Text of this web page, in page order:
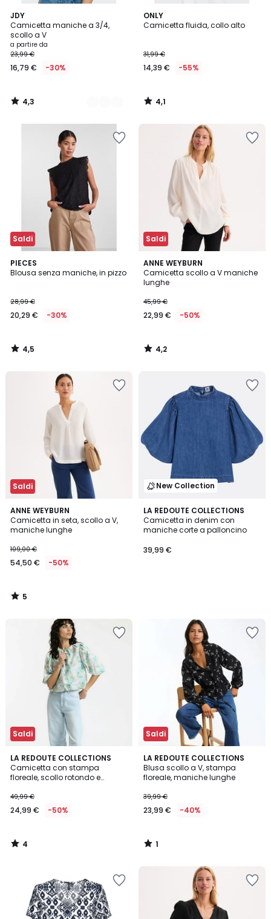
JDY
Camicetta maniche a 3/4,
scollo a V
a partire da
23,99 €
16,79 € -30%
4,3
/ 5
4
Colori
4,3
/
ONLY
Camicetta fluida, collo alto
31,99 €
14,39 € -55%
4,1
/ 5
4,1
/
Saldi
PIECES
Blousa senza maniche, in pizzo
28,99 €
20,29 € -30%
4,5
/ 5
4,5
/
Saldi
ANNE WEYBURN
Camicetta scollo a V maniche
lunghe
45,99 €
22,99 € -50%
4,2
/ 5
4,2
/
Saldi
ANNE WEYBURN
Camicetta in seta, scollo a V,
maniche lunghe
109,00 €
54,50 € -50%
5
/
5
5
/
New Collection
LA REDOUTE COLLECTIONS
Camicetta in denim con
maniche corte a palloncino
39,99 €
Saldi
LA REDOUTE COLLECTIONS
Camicetta con stampa
floreale, scollo rotondo e
49,99 €
24,99 € -50%
4
/
5
4
/
Saldi
LA REDOUTE COLLECTIONS
Blusa scollo a V, stampa
floreale, maniche lunghe
39,99 €
23,99 € -40%
1
/
5
1
/